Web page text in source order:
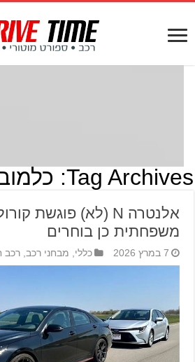
Tag
משפחתית כן בוחרים
7 במרץ 2026 כללי,מבחני רכב,רכב